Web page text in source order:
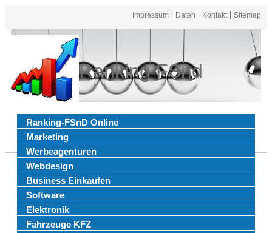
Impressum Daten Kontakt Sitemap
Ranking FSnd
Ranking-FSnD Online
Marketing
Werbeagenturen
Webdesign
Business Einkaufen
Software
Elektronik
Fahrzeuge KFZ